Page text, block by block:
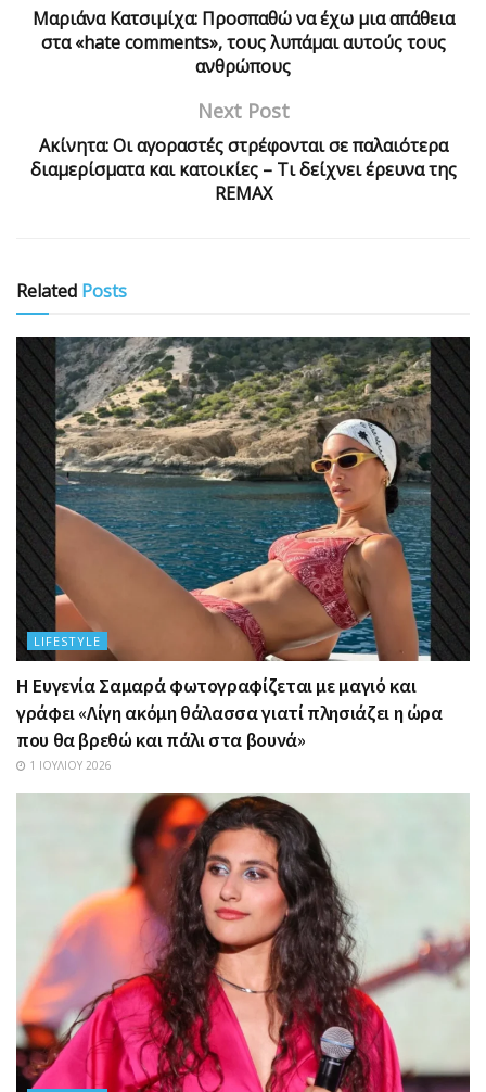
Μαριάνα Κατσιμίχα: Προσπαθώ να έχω μια απάθεια
στα «hate comments», τους λυπάμαι αυτούς τους
ανθρώπους
Next Post
Ακίνητα: Οι αγοραστές στρέφονται σε παλαιότερα
διαμερίσματα και κατοικίες – Τι δείχνει έρευνα της
REMAX
Related Posts
LIFESTYLE
Η Ευγενία Σαμαρά φωτογραφίζεται με μαγιό και
γράφει «Λίγη ακόμη θάλασσα γιατί πλησιάζει η ώρα
που θα βρεθώ και πάλι στα βουνά»
1 ΙΟΥΛΊΟΥ 2026